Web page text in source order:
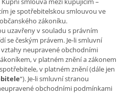
je spotřebitelskou smlouvou ve
zákoníku.
uzavřeny v souladu s právním
se českým právem. Je-li smluvní
neupravené obchodními
v platném znění a zákonem
v platném znění (dále jen
“). Je-li smluvní stranou
obchodními podmínkami